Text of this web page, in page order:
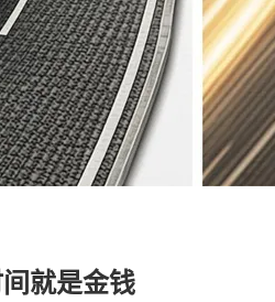
就是金钱